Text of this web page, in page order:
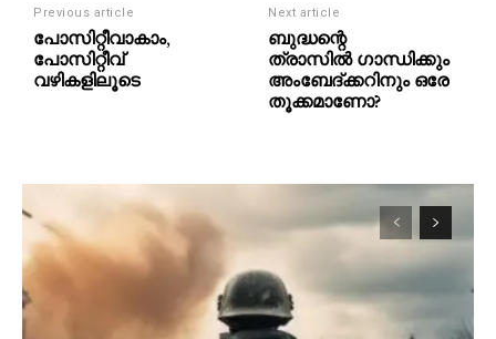
Previous article
പോസിറ്റീവാകാം,
പോസിറ്റീവ്
വഴികളിലൂടെ
Next article
ബുദ്ധന്റെ
ത്രാസിൽ ഗാന്ധിക്കും
അംബേദ്ക്കറിനും ഒരേ
തൂക്കമാണോ?